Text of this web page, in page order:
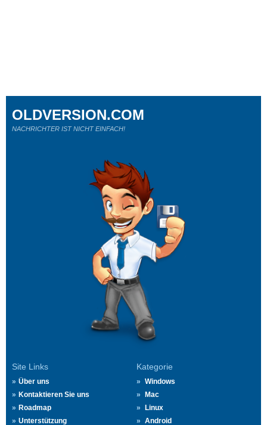
Site Links
Über uns
Kontaktieren Sie uns
Roadmap
Unterstützung
Kategorie
Windows
Mac
Linux
Android
OLDVERSION.COM
NACHRICHTER IST NICHT EINFACH!